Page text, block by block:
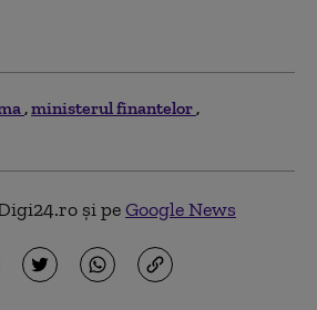
ministerul finantelor
și peGoogle News